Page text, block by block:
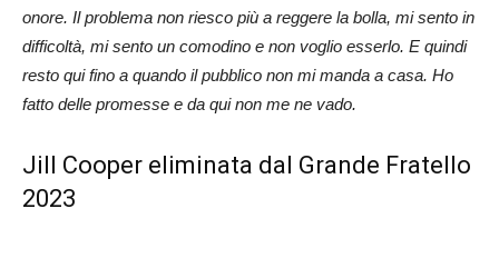
onore. Il problema non riesco più a reggere la bolla, mi sento in
difficoltà, mi sento un comodino e non voglio esserlo. E quindi
resto qui fino a quando il pubblico non mi manda a casa. Ho
fatto delle promesse e da qui non me ne vado.
Jill Cooper eliminata dal Grande Fratello
2023